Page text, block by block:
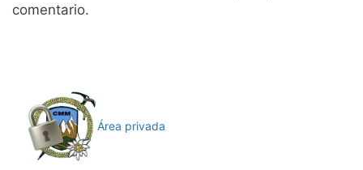
comentario.
Área privada